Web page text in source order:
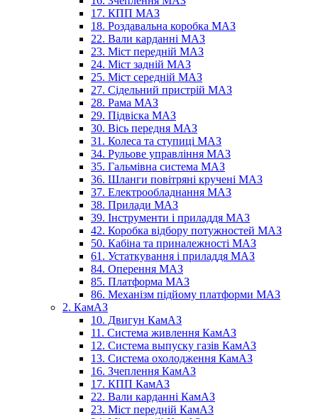
17. КПП МАЗ
18. Роздавальна коробка МАЗ
22. Вали карданні МАЗ
23. Міст передній МАЗ
24. Міст задній МАЗ
25. Міст середній МАЗ
27. Сідельний пристрій МАЗ
28. Рама МАЗ
29. Підвіска МАЗ
30. Вісь передня МАЗ
31. Колеса та ступиці МАЗ
34. Рульове управління МАЗ
35. Гальмівна система МАЗ
36. Шланги повітряні кручені МАЗ
37. Електрообладнання МАЗ
38. Прилади МАЗ
39. Інструменти і приладдя МАЗ
42. Коробка відбору потужностей МАЗ
50. Кабіна та приналежності МАЗ
61. Устаткування і приладдя МАЗ
84. Оперення МАЗ
85. Платформа МАЗ
86. Механізм підйому платформи МАЗ
2. КамАЗ
10. Двигун КамАЗ
11. Система живлення КамАЗ
12. Система выпуску газів КамАЗ
13. Система охолодження КамАЗ
16. Зчеплення КамАЗ
17. КПП КамАЗ
22. Вали карданні КамАЗ
23. Міст передній КамАЗ